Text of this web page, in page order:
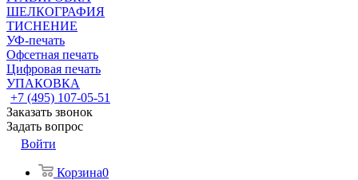
ШЕЛКОГРАФИЯ
ТИСНЕНИЕ
УФ-печать
Офсетная печать
Цифровая печать
УПАКОВКА
+7 (495) 107-05-51
Заказать звонок
Задать вопрос
Войти
Корзина0